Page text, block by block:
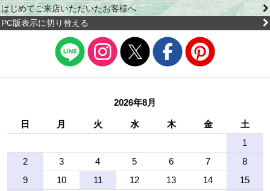
はじめてご来店いただいたお客様へ
PC版表示に切り替える
2026年8月
日 月 火 水 木 金
土
1
2
3 4 5 6 7
8
9
10 11 12 13 14
15